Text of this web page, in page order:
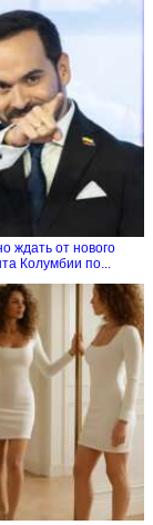
ждать от нового
Колумбии по...